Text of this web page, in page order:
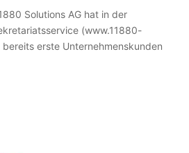
Solutions AG hat in der
(www.11880-
erste Unternehmenskunden